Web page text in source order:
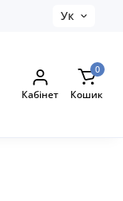
Ук
Кабінет
0
Кошик